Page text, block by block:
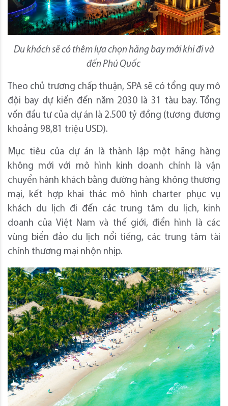
Du khách sẽ có thêm lựa chọn hãng bay mới khi đi và
đến Phú Quốc
Theo chủ trương chấp thuận, SPA sẽ có tổng quy mô
đội bay dự kiến đến năm 2030 là 31 tàu bay. Tổng
vốn đầu tư của dự án là 2.500 tỷ đồng (tương đương
khoảng 98,81 triệu USD).
Mục tiêu của dự án là thành lập một hãng hàng
không mới với mô hình kinh doanh chính là vận
chuyển hành khách bằng đường hàng không thương
mại, kết hợp khai thác mô hình charter phục vụ
khách du lịch đi đến các trung tâm du lịch, kinh
doanh của Việt Nam và thế giới, điển hình là các
vùng biển đảo du lịch nổi tiếng, các trung tâm tài
chính thương mại nhộn nhịp.